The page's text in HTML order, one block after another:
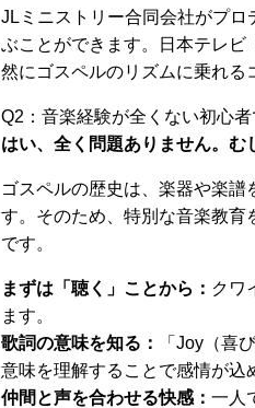
JLミニストリー合同会社がプ
ぶことができます。日本テレビ
然にゴスペルのリズムに乗れる
Q2：音楽経験が全くない初心
はい、全く問題ありません。む
ゴスペルの歴史は、楽器や楽
す。そのため、特別な音楽教育
です。
まずは「聴く」ことから： クワ
ます。
歌詞の意味を知る：
「Joy（喜
意味を理解することで感情が込
仲間と声を合わせる快感： 一人